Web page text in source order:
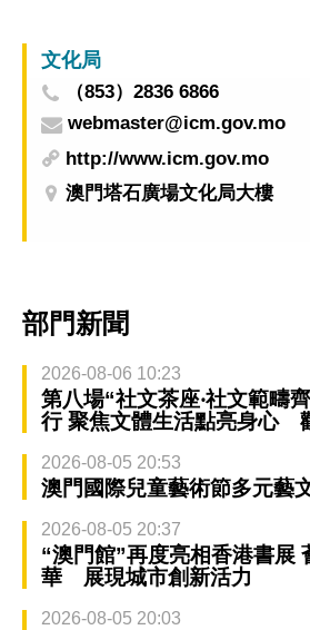
文化局
（853）2836 6866
webmaster@icm.gov.mo
http://www.icm.gov.mo
澳門塔石廣場文化局大樓
部門新聞
2026-08-06 10:23
第八場“社文茶座‧社文範疇
行 聚焦文體生活點亮身心
2026-08-05 20:53
澳門國際兒童藝術節多元藝
2026-08-05 20:37
“澳門館”再度亮相香港書展
華 展現城市創新活力
2026-08-05 20:03